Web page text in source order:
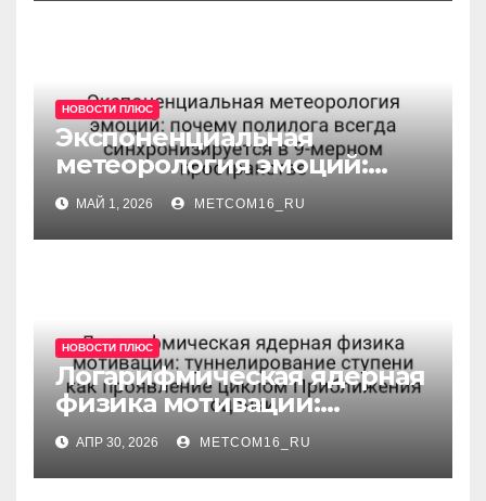
НОВОСТИ ПЛЮС
Экспоненциальная
метеорология эмоций:
почему полилога всегда
синхронизируется в 9-
мерном пространстве
МАЙ 1, 2026 METCOM16_RU
НОВОСТИ ПЛЮС
Логарифмическая ядерная
физика мотивации:
туннелирование ступени
как проявление циклом
Приближения оценки
АПР 30, 2026 METCOM16_RU